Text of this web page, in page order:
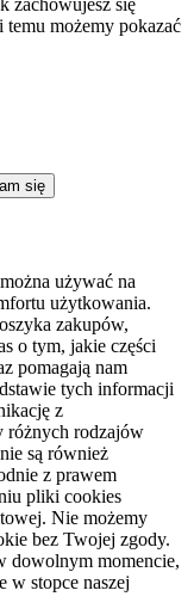
zachowujesz się
możemy pokazać
używać na
użytkowania.
zakupów,
o tym, jakie części
pomagają nam
tych informacji
z
różnych rodzajów
są również
z prawem
pliki cookies
Nie możemy
bez Twojej zgody.
dowolnym momencie,
w stopce naszej